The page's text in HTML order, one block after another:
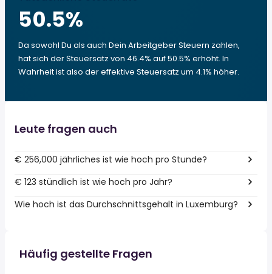
50.5%
Da sowohl Du als auch Dein Arbeitgeber Steuern zahlen,
hat sich der Steuersatz von 46.4% auf 50.5% erhöht. In
Wahrheit ist also der effektive Steuersatz um 4.1% höher.
Leute fragen auch
€ 256,000 jährliches ist wie hoch pro Stunde?
€ 123 stündlich ist wie hoch pro Jahr?
Wie hoch ist das Durchschnittsgehalt in Luxemburg?
Häufig gestellte Fragen